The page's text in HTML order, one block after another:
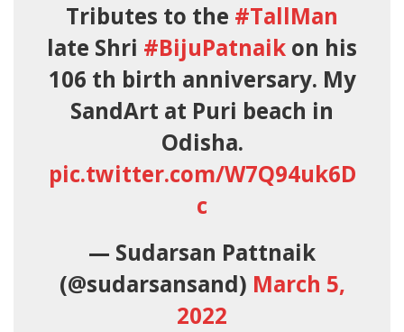
Tributes to the #TallMan
late Shri #BijuPatnaik on his
106 th birth anniversary. My
SandArt at Puri beach in
Odisha.
pic.twitter.com/W7Q94uk6D
c
— Sudarsan Pattnaik
(@sudarsansand) March 5,
2022